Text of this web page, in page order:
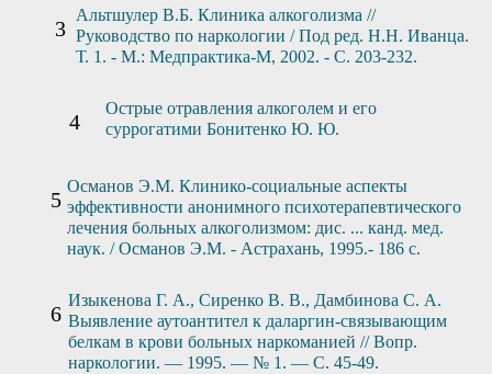
Альтшулер В.Б. Клиника алкоголизма //
Руководство по наркологии / Под ред. Н.Н. Иванца.
Т. 1. - М.: Медпрактика-М, 2002. - С. 203-232.
Острые отравления алкоголем и его
суррогатими Бонитенко Ю. Ю.
Османов Э.М. Клинико-социальные аспекты
эффективности анонимного психотерапевтического
лечения больных алкоголизмом: дис. ... канд. мед.
наук. / Османов Э.М. - Астрахань, 1995.- 186 с.
Изыкенова Г. А., Сиренко В. В., Дамбинова С. А.
Выявление аутоантител к даларгин-связывающим
белкам в крови больных наркоманией // Вопр.
наркологии. — 1995. — № 1. — С. 45-49.